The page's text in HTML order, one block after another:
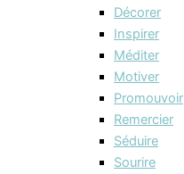
Décorer
Inspirer
Méditer
Motiver
Promouvoir
Remercier
Séduire
Sourire